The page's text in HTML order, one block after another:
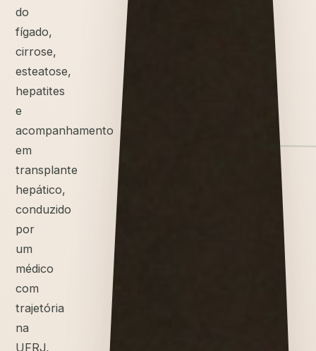
do
fígado,
cirrose,
esteatose,
hepatites
e
acompanhamento
em
transplante
hepático,
conduzido
por
um
médico
com
trajetória
na
UFRJ,